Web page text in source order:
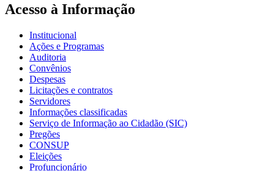
Acesso à Informação
Institucional
Ações e Programas
Auditoria
Convênios
Despesas
Licitações e contratos
Servidores
Informações classificadas
Serviço de Informação ao Cidadão (SIC)
Pregões
CONSUP
Eleições
Profuncionário